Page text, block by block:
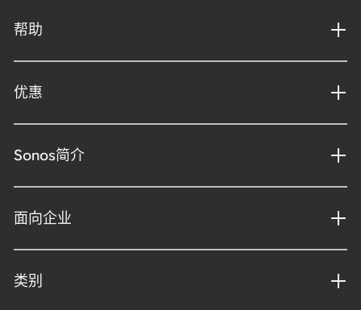
帮助
优惠
Sonos简介
面向企业
类别